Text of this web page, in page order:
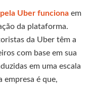
Uber funciona em
da plataforma.
da Uber têm a
com base em sua
em uma escala
empresa é que,